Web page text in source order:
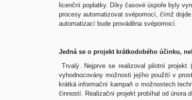
licenční poplatky. Díky časové úspoře byly
procesy automatizovat svépomocí, čímž
automatizací bude prováděna svépomocí.
Jedná se o projekt krátkodobého účinku,
Trvalý. Nejprve se realizoval pilotní
vyhodnocovány možnosti jejího použití v
krátká informační kampaň o možnostech
činností. Realizační projekt probíhal od února